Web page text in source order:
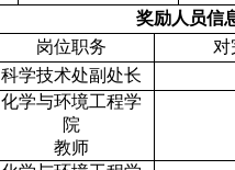
奖励人员信
岗位职务
对
科学技术处副处长
化学与环境工程学
院
教师